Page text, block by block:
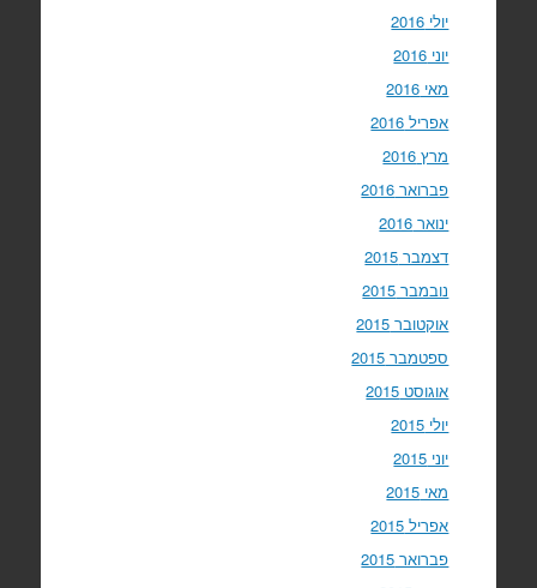
יולי 2016
יוני 2016
מאי 2016
אפריל 2016
מרץ 2016
פברואר 2016
ינואר 2016
דצמבר 2015
נובמבר 2015
אוקטובר 2015
ספטמבר 2015
אוגוסט 2015
יולי 2015
יוני 2015
מאי 2015
אפריל 2015
פברואר 2015